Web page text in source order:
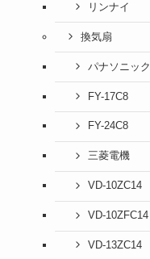
リンナイ
換気扇
パナソニック
FY-17C8
FY-24C8
三菱電機
VD-10ZC14
VD-10ZFC14
VD-13ZC14